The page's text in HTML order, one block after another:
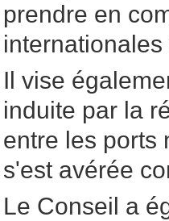
prendre en
Il vise
induite par la
entre les ports
s'est avérée
Le Conseil a